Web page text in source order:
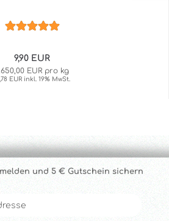
9,90 EUR
EUR pro kg
EUR inkl. 19% MwSt.
n und 5 € Gutschein sichern